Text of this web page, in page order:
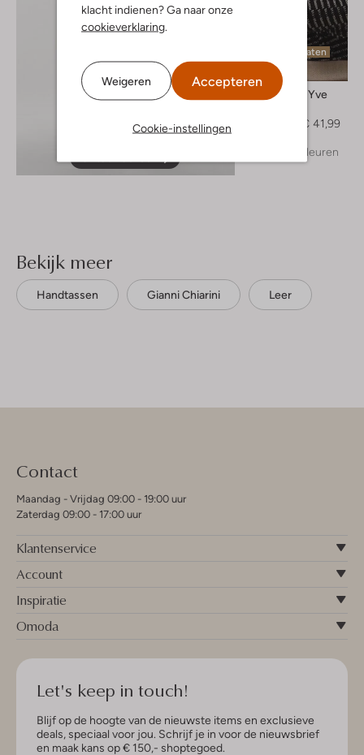
klacht indienen? Ga naar onze
cookieverklaring.
Weigeren Accepteren
Cookie-instellingen
Laatste maten
-40%
Harper & Yve
€ 41,99
+ meer kleuren
Bekijk meer
Handtassen Gianni Chiarini Leer
Contact
Maandag - Vrijdag 09:00 - 19:00 uur
Zaterdag 09:00 - 17:00 uur
Klantenservice
Account
Inspiratie
Omoda
Let's keep in touch!
Blijf op de hoogte van de nieuwste items en exclusieve
deals, speciaal voor jou. Schrijf je in voor de nieuwsbrief
en maak kans op € 150,- shoptegoed.